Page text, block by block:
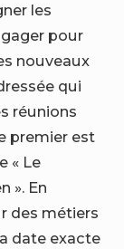
les
pour
nouveaux
qui
réunions
premier est
« Le
». En
des métiers
date exacte